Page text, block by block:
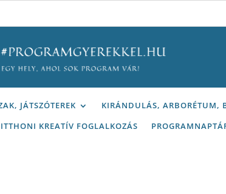
JÁTSZÓTEREK KIRÁNDULÁS, ARBORÉTUM,
ITTHONI KREATÍV FOGLALKOZÁS